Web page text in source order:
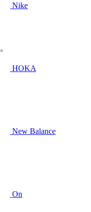
Nike
HOKA
New Balance
On